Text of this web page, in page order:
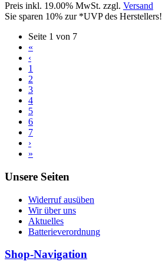
Preis inkl. 19.00% MwSt. zzgl. Versand
Sie sparen 10% zur *UVP des Herstellers!
Seite 1 von 7
«
‹
1
2
3
4
5
6
7
›
»
Unsere Seiten
Widerruf ausüben
Wir über uns
Aktuelles
Batterieverordnung
Shop-Navigation